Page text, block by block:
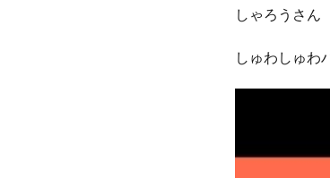
しゃろうさん
しゅわしゅわ